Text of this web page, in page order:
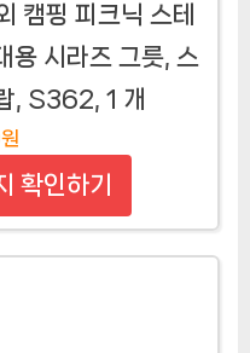
핑 피크닉 스테
용 시라즈 그릇, 스
, S362, 1 개
확인하기